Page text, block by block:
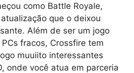
como Battle Royale,
que o deixou
Além de ser um jogo
fracos, Crossfire tem
muuiito interessantes
onde você atua em parceria